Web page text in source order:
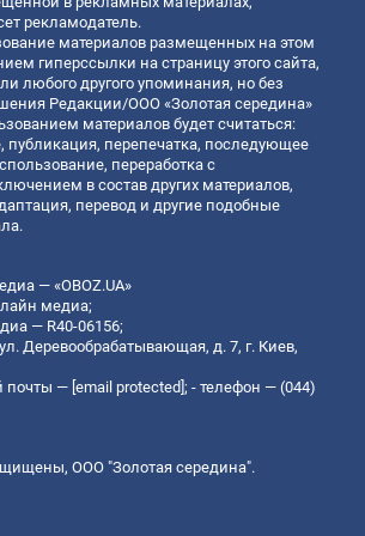
рекламодатель.
материалов размещенных на этом
гиперссылки на страницу этого сайта,
любого другого упоминания, но без
Редакции/ООО «Золотая середина»
материалов будет считаться:
публикация, перепечатка, последующее
переработка с
в состав других материалов,
перевод и другие подобные
— «OBOZ.UA»
медиа;
— R40-06156;
Деревообрабатывающая, д. 7, г. Киев,
почты — [email protected]; - телефон — (044)
ООО "Золотая середина".